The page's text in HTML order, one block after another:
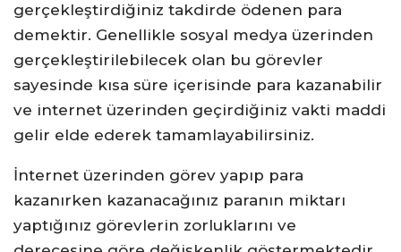
gerçekleştirdiğiniz takdirde ödenen para
demektir. Genellikle sosyal medya üzerinden
gerçekleştirilebilecek olan bu görevler
sayesinde kısa süre içerisinde para kazanabilir
ve internet üzerinden geçirdiğiniz vakti maddi
gelir elde ederek tamamlayabilirsiniz.
İnternet üzerinden görev yapıp para
kazanırken kazanacağınız paranın miktarı
yaptığınız görevlerin zorluklarını ve